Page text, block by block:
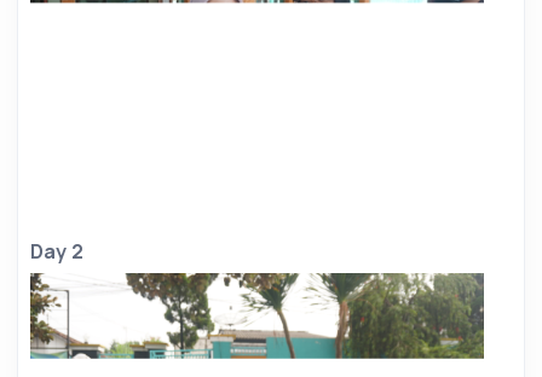
Day 2